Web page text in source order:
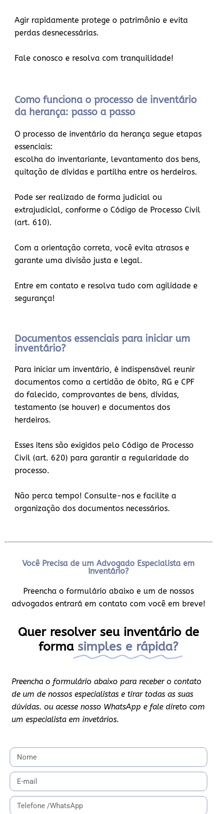
Agir rapidamente protege o patrimônio e evita
perdas desnecessárias.
Fale conosco e resolva com tranquilidade!
Como funciona o processo de inventário
da herança: passo a passo
O processo de inventário da herança segue etapas
essenciais:
escolha do inventariante, levantamento dos bens,
quitação de dívidas e partilha entre os herdeiros.
Pode ser realizado de forma judicial ou
extrajudicial, conforme o Código de Processo Civil
(art. 610).
Com a orientação correta, você evita atrasos e
garante uma divisão justa e legal.
Entre em contato e resolva tudo com agilidade e
segurança!
Documentos essenciais para iniciar um
inventário?
Para iniciar um inventário, é indispensável reunir
documentos como a certidão de óbito, RG e CPF
do falecido, comprovantes de bens, dívidas,
testamento (se houver) e documentos dos
herdeiros.
Esses itens são exigidos pelo Código de Processo
Civil (art. 620) para garantir a regularidade do
processo.
Não perca tempo! Consulte-nos e facilite a
organização dos documentos necessários.
Você Precisa de um Advogado Especialista em
Inventário?
Preencha o formulário abaixo e um de nossos
advogados entrará em contato com você em breve!
Quer resolver seu inventário de
forma simples e rápida?
Preencha o formulário abaixo para receber o contato
de um de nossos especialistas e tirar todas as suas
dúvidas. ou acesse nosso WhatsApp e fale direto com
um especialista em invetários.